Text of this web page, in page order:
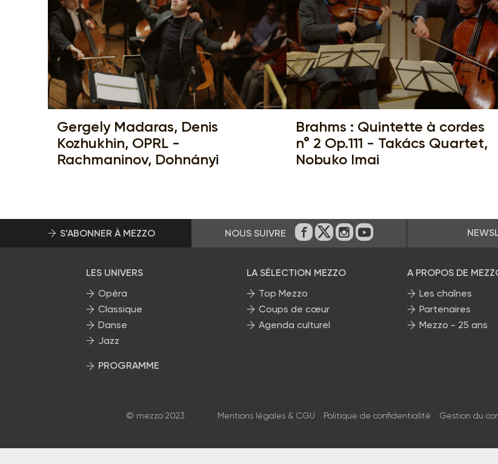
Gergely Madaras, Denis
Kozhukhin, OPRL -
Rachmaninov, Dohnányi
Brahms : Quintette à cordes
n° 2 Op.111 - Takács Quartet,
Nobuko Imai
S’ABONNER À MEZZO NOUS SUIVRE Sur Facebook
Sur Twitter
Sur Instagram
Sur Youtube
LES UNIVERS
Opéra
Classique
Danse
Jazz
PROGRAMME
LA SÉLECTION MEZZO
Top Mezzo
Coups de cœur
Agenda culturel
A PROPOS DE
Les chaînes
Partenaires
Mezzo - 25 ans
© mezzo 2023 Mentions légales & CGU Politique de confidentialité Gestion du